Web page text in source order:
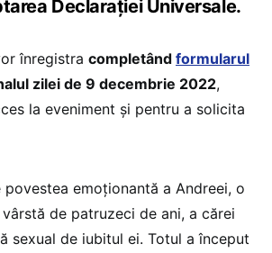
Declarației Universale.
înregistra completând formularul
zilei de 9 decembrie 2022,
la eveniment și pentru a solicita
povestea emoționantă a Andreei, o
de patruzeci de ani, a cărei
sexual de iubitul ei. Totul a început